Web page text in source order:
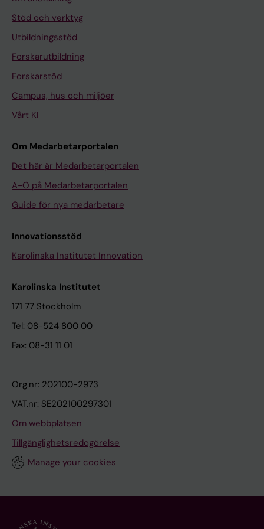
Stöd och verktyg
Utbildningsstöd
Forskarutbildning
Forskarstöd
Campus, hus och miljöer
Vårt KI
Om Medarbetarportalen
Det här är Medarbetarportalen
A-Ö på Medarbetarportalen
Guide för nya medarbetare
Innovationsstöd
Karolinska Institutet Innovation
Karolinska Institutet
171 77 Stockholm
Tel: 08-524 800 00
Fax: 08-31 11 01
Org.nr: 202100-2973
VAT.nr: SE202100297301
Om webbplatsen
Tillgänglighetsredogörelse
Manage your cookies